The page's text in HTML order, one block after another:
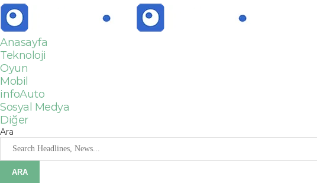
Anasayfa
Teknoloji
Oyun
Mobil
infoAuto
Sosyal Medya
Diğer
Ara